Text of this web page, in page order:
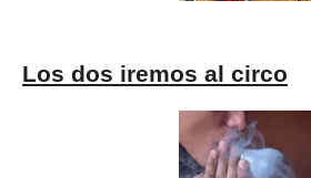
Los dos iremos al circo